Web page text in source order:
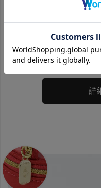
内装はバッグとお揃いのキ
す！
豊富なカードポケットで収
詳